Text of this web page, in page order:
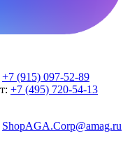
+7 (915) 097-52-89
+7 (495) 720-54-13
ShopAGA.Corp@amag.ru